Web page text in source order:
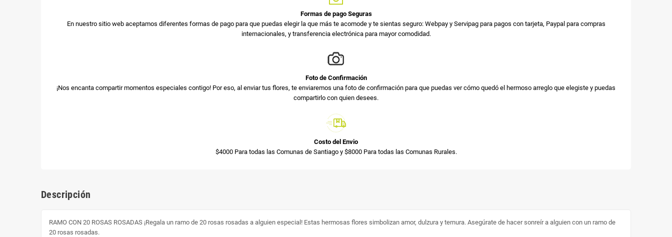
Formas de pago Seguras
En nuestro sitio web aceptamos diferentes formas de pago para que puedas elegir la que más te acomode y te sientas seguro: Webpay y Servipag para pagos con tarjeta, Paypal para compras
internacionales, y transferencia electrónica para mayor comodidad.
Foto de Confirmación
¡Nos encanta compartir momentos especiales contigo! Por eso, al enviar tus flores, te enviaremos una foto de confirmación para que puedas ver cómo quedó el hermoso arreglo que elegiste y puedas
compartirlo con quien desees.
Costo del Envio
$4000 Para todas las Comunas de Santiago y $8000 Para todas las Comunas Rurales.
Descripción
RAMO CON 20 ROSAS ROSADAS ¡Regala un ramo de 20 rosas rosadas a alguien especial! Estas hermosas flores simbolizan amor, dulzura y ternura. Asegúrate de hacer sonreír a alguien con un ramo de
20 rosas rosadas.